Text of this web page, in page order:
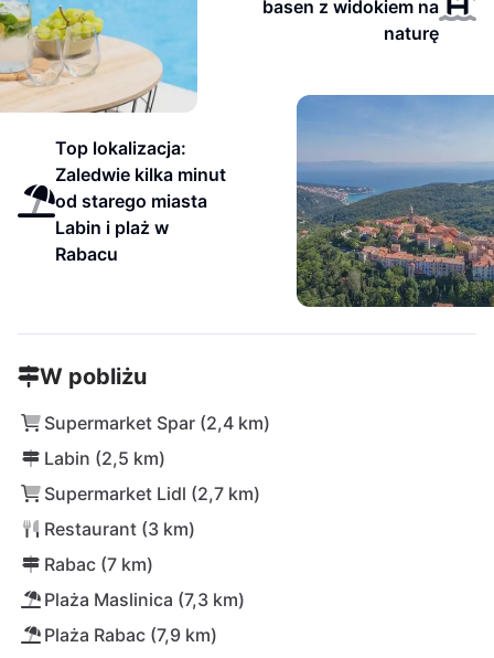
basen z widokiem na
naturę
Top lokalizacja:
Zaledwie kilka minut
od starego miasta
Labin i plaż w
Rabacu
W pobliżu
Supermarket Spar (2,4 km)
Labin (2,5 km)
Supermarket Lidl (2,7 km)
Restaurant (3 km)
Rabac (7 km)
Plaża Maslinica (7,3 km)
Plaża Rabac (7,9 km)